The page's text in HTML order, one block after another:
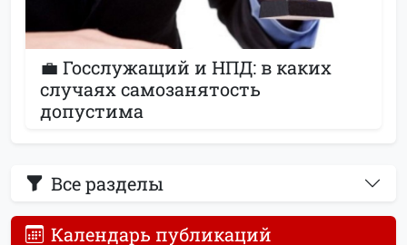
Все разделы
Календарь публикаций
💼 Госслужащий и НПД: в каких
случаях самозанятость
допустима